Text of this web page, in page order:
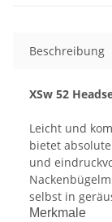
Beschreibung
XSw 52
Leicht und
bietet
und
selbst in
Merkmale